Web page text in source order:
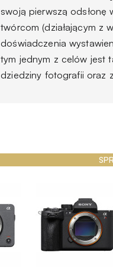
swoją pierwszą odsłonę
twórcom (działającym z
doświadczenia
tym jednym z celów jest
dziedziny fotografii oraz